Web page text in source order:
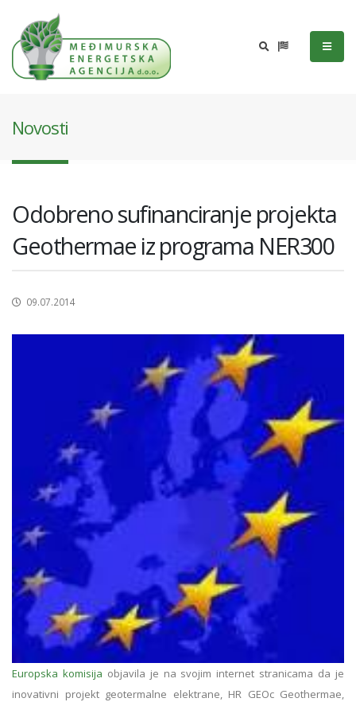
Novosti
Odobreno sufinanciranje projekta
Geothermae iz programa NER300
09.07.2014
Europska komisija objavila je na svojim internet stranicama da je
inovativni projekt geotermalne elektrane, HR GEOc Geothermae,